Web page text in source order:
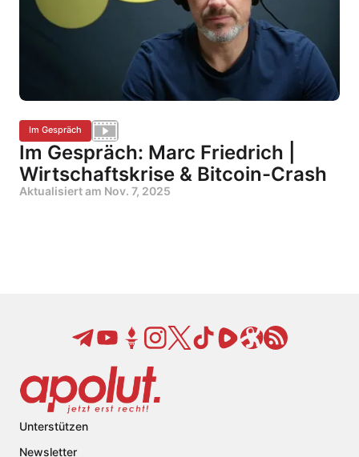
Im Gespräch
Im Gespräch: Marc Friedrich |
Wirtschaftskrise & Bitcoin-Crash
Aktualisiert am Nov. 7, 2025
Unterstützen
Newsletter